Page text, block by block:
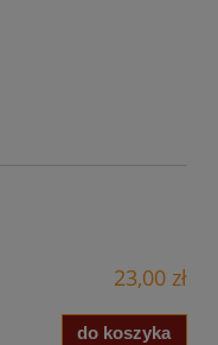
23,00 zł
do koszyka